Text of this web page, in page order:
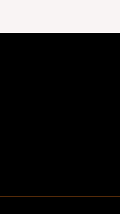
geliştirilmiştir.